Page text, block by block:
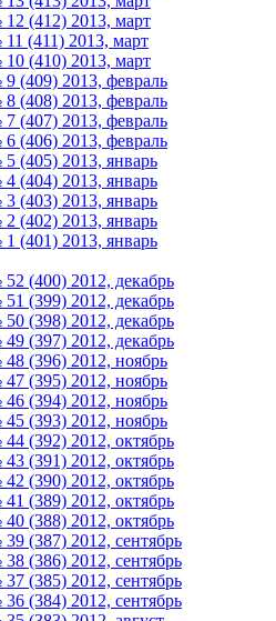
(412) 2013, март
(411) 2013, март
(410) 2013, март
(409) 2013, февраль
(408) 2013, февраль
(407) 2013, февраль
(406) 2013, февраль
(405) 2013, январь
(404) 2013, январь
(403) 2013, январь
(402) 2013, январь
(401) 2013, январь
(400) 2012, декабрь
(399) 2012, декабрь
(398) 2012, декабрь
(397) 2012, декабрь
(396) 2012, ноябрь
(395) 2012, ноябрь
(394) 2012, ноябрь
(393) 2012, ноябрь
(392) 2012, октябрь
(391) 2012, октябрь
(390) 2012, октябрь
(389) 2012, октябрь
(388) 2012, октябрь
(387) 2012, сентябрь
(386) 2012, сентябрь
(385) 2012, сентябрь
(384) 2012, сентябрь